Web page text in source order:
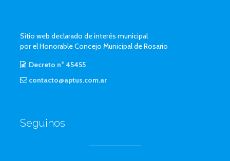
Sitio web declarado de interés municipal
por el Honorable Concejo Municipal de Rosario
Decreto n° 45455
contacto@aptus.com.ar
Seguinos